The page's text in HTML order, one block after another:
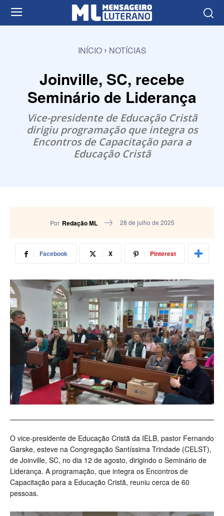
INÍCIO NOTÍCIAS
Joinville, SC, recebe
Seminário de Liderança
Vice-presidente de Educação Cristã
dirigiu programação que integra os
Encontros de Capacitação para a
Educação Cristã
Por Redação ML 28 de julho de 2025
Facebook X Pinterest
O vice-presidente de Educação Cristã da IELB, pastor Fernando
Garske, esteve na Congregação Santíssima Trindade (CELST),
de Joinville, SC, no dia 12 de agosto, dirigindo o Seminário de
Liderança. A programação, que integra os Encontros de
Capacitação para a Educação Cristã, reuniu cerca de 60
pessoas.